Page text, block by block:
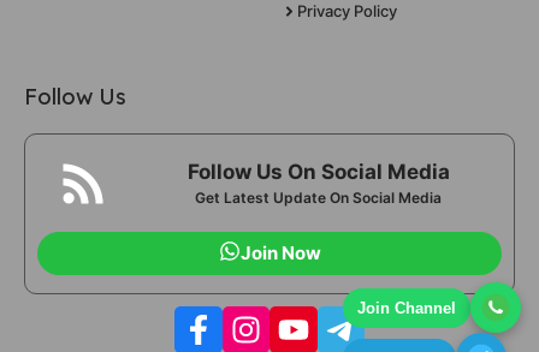
Join Channel
Privacy Policy
Follow Us
Follow Us On Social Media
Get Latest Update On Social Media
Join Now